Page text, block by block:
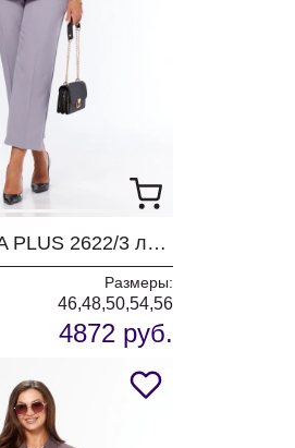
Костюм TAITA PLUS 2622/3 лаванда
Размеры:
46,48,50,54,56
4872 руб.